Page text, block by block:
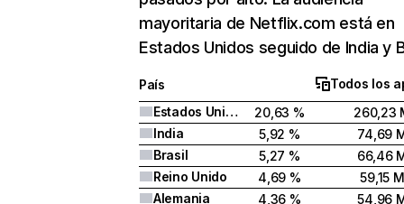
mayoritaria de Netflix.com está en
Estados Unidos seguido de India y
País
Todos los
Estados Unidos
20,63 %
260,23
India
5,92 %
74,69
Brasil
5,27 %
66,46
Reino Unido
4,69 %
59,15 M
Alemania
4,36 % 54,96